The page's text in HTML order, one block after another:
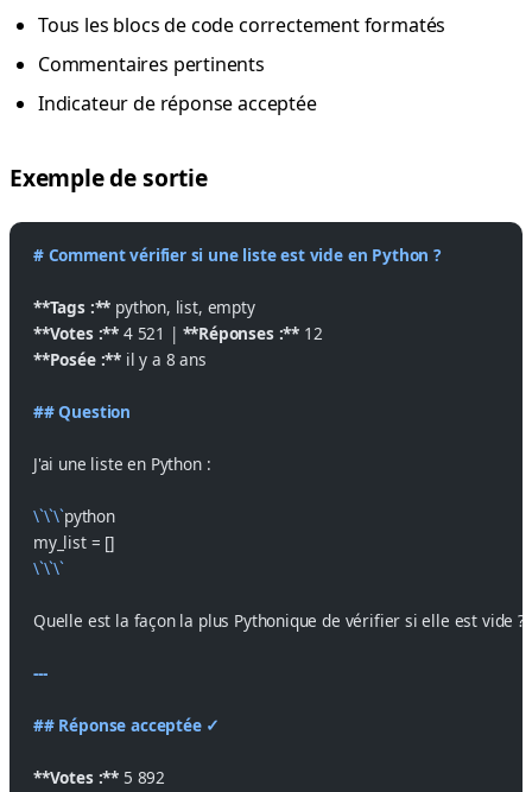
Tous les blocs de code correctement formatés
Commentaires pertinents
Indicateur de réponse acceptée
Exemple de sortie
# Comment vérifier si une liste est vide en Python ?
**Tags :** python, list, empty
**Votes :** 4 521 | **Réponses :** 12
**Posée :** il y a 8 ans
## Question
J'ai une liste en Python :
\`\`\`python
my_list = []
\`\`\`
Quelle est la façon la plus Pythonique de vérifier si elle est vide ?
---
## Réponse acceptée ✓
**Votes :** 5 892